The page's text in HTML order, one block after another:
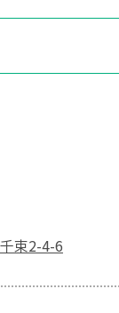
束2-4-6